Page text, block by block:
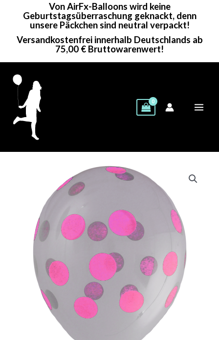
Von AirFx-Balloons wird keine
Geburtstagsüberraschung geknackt, denn
unsere Päckchen sind neutral verpackt!
Versandkostenfrei innerhalb Deutschlands ab
75,00 € Bruttowarenwert!
Kristallklar